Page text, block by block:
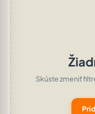
Skúste zmeniť